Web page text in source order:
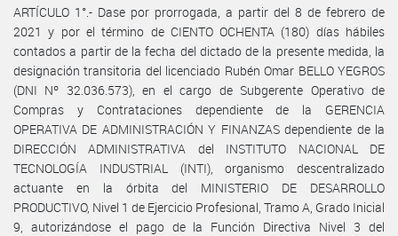
ARTÍCULO 1°.- Dase por prorrogada, a partir del 8 de febrero de
2021 y por el término de CIENTO OCHENTA (180) días hábiles
contados a partir de la fecha del dictado de la presente medida, la
designación transitoria del licenciado Rubén Omar BELLO YEGROS
(DNI Nº 32.036.573), en el cargo de Subgerente Operativo de
Compras y Contrataciones dependiente de la GERENCIA
OPERATIVA DE ADMINISTRACIÓN Y FINANZAS dependiente de la
DIRECCIÓN ADMINISTRATIVA del INSTITUTO NACIONAL DE
TECNOLOGÍA INDUSTRIAL (INTI), organismo descentralizado
actuante en la órbita del MINISTERIO DE DESARROLLO
PRODUCTIVO, Nivel 1 de Ejercicio Profesional, Tramo A, Grado Inicial
9, autorizándose el pago de la Función Directiva Nivel 3 del